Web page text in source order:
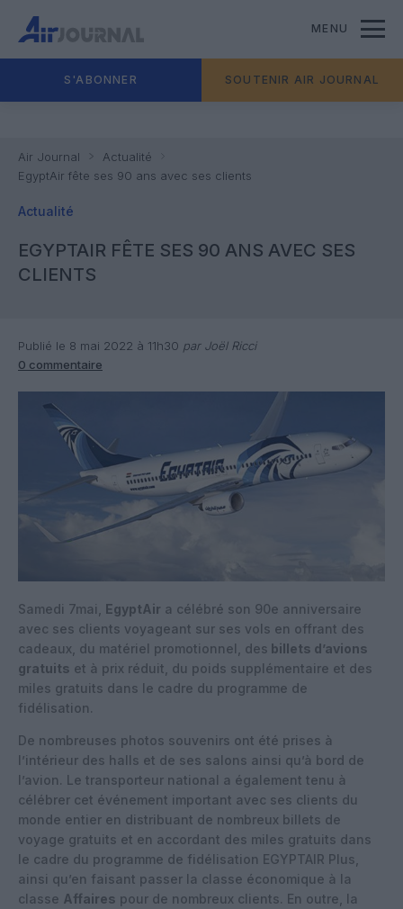
MENU
S'ABONNER SOUTENIR AIR JOURNAL
Air Journal
Actualité
EgyptAir fête ses 90 ans avec ses clients
Actualité
EGYPTAIR FÊTE SES 90 ANS AVEC SES
CLIENTS
Publié le 8 mai 2022 à 11h30 par Joël Ricci
0 commentaire
Samedi 7mai, EgyptAir a célébré son 90e anniversaire
avec ses clients voyageant sur ses vols en offrant des
cadeaux, du matériel promotionnel, des billets d’avions
gratuits et à prix réduit, du poids supplémentaire et des
miles gratuits dans le cadre du programme de
fidélisation.
De nombreuses photos souvenirs ont été prises à
l’intérieur des halls et de ses salons ainsi qu’à bord de
l’avion. Le transporteur national a également tenu à
célébrer cet événement important avec ses clients du
monde entier en distribuant de nombreux billets de
voyage gratuits et en accordant des miles gratuits dans
le cadre du programme de fidélisation EGYPTAIR Plus,
ainsi qu’en faisant passer la classe économique à la
classe Affaires pour de nombreux clients. En outre, la